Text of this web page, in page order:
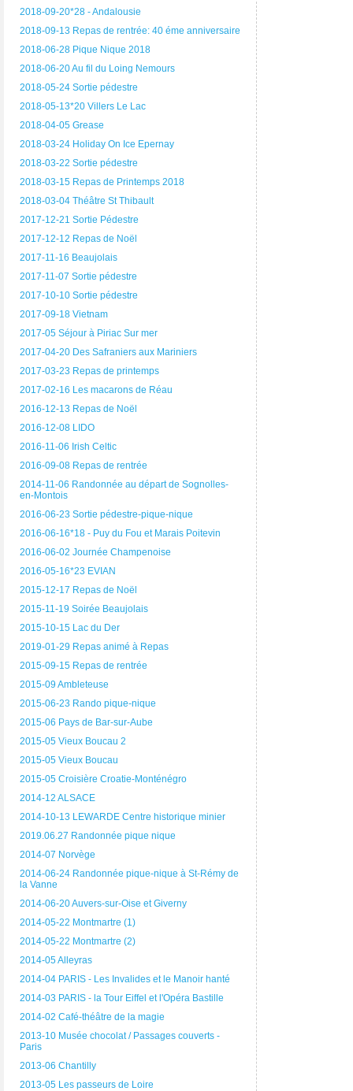
2018-09-20*28 - Andalousie
2018-09-13 Repas de rentrée: 40 éme anniversaire
2018-06-28 Pique Nique 2018
2018-06-20 Au fil du Loing Nemours
2018-05-24 Sortie pédestre
2018-05-13*20 Villers Le Lac
2018-04-05 Grease
2018-03-24 Holiday On Ice Epernay
2018-03-22 Sortie pédestre
2018-03-15 Repas de Printemps 2018
2018-03-04 Théâtre St Thibault
2017-12-21 Sortie Pédestre
2017-12-12 Repas de Noël
2017-11-16 Beaujolais
2017-11-07 Sortie pédestre
2017-10-10 Sortie pédestre
2017-09-18 Vietnam
2017-05 Séjour à Piriac Sur mer
2017-04-20 Des Safraniers aux Mariniers
2017-03-23 Repas de printemps
2017-02-16 Les macarons de Réau
2016-12-13 Repas de Noël
2016-12-08 LIDO
2016-11-06 Irish Celtic
2016-09-08 Repas de rentrée
2014-11-06 Randonnée au départ de Sognolles-
en-Montois
2016-06-23 Sortie pédestre-pique-nique
2016-06-16*18 - Puy du Fou et Marais Poitevin
2016-06-02 Journée Champenoise
2016-05-16*23 EVIAN
2015-12-17 Repas de Noël
2015-11-19 Soirée Beaujolais
2015-10-15 Lac du Der
2019-01-29 Repas animé à Repas
2015-09-15 Repas de rentrée
2015-09 Ambleteuse
2015-06-23 Rando pique-nique
2015-06 Pays de Bar-sur-Aube
2015-05 Vieux Boucau 2
2015-05 Vieux Boucau
2015-05 Croisière Croatie-Monténégro
2014-12 ALSACE
2014-10-13 LEWARDE Centre historique minier
2019.06.27 Randonnée pique nique
2014-07 Norvège
2014-06-24 Randonnée pique-nique à St-Rémy de
la Vanne
2014-06-20 Auvers-sur-Oise et Giverny
2014-05-22 Montmartre (1)
2014-05-22 Montmartre (2)
2014-05 Alleyras
2014-04 PARIS - Les Invalides et le Manoir hanté
2014-03 PARIS - la Tour Eiffel et l'Opéra Bastille
2014-02 Café-théâtre de la magie
2013-10 Musée chocolat / Passages couverts -
Paris
2013-06 Chantilly
2013-05 Les passeurs de Loire